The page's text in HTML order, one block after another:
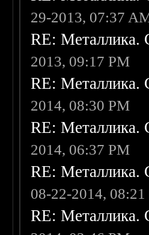
29-2013, 07:37
RE: Металлика.
2013, 09:17 PM
RE: Металлика.
2014, 08:30 PM
RE: Металлика.
2014, 06:37 PM
RE: Металлика.
08-22-2014, 08:21
RE: Металлика.